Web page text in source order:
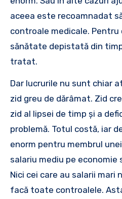
aceea este recoamnadat
controale medicale. Pentru
sănătate depistată din
tratat.
Dar lucrurile nu sunt chiar
zid greu de dărâmat. Zid
zid al lipsei de timp și a
problemă. Totul costă, iar
enorm pentru membrul
salariu mediu pe economie
Nici cei care au salarii mari
facă toate controalele.